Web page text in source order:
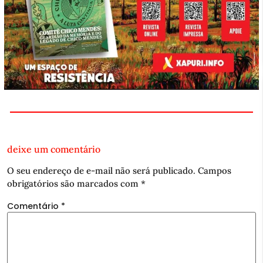
deixe um comentário
O seu endereço de e-mail não será publicado. Campos
obrigatórios são marcados com *
Comentário *